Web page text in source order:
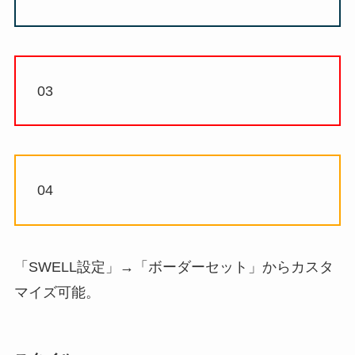
03
04
「SWELL設定」→「ボーダーセット」からカスタ
マイズ可能。